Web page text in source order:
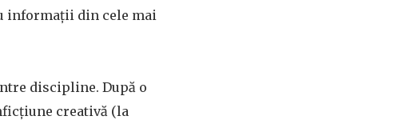
informații din cele mai
discipline. După o
creativă (la